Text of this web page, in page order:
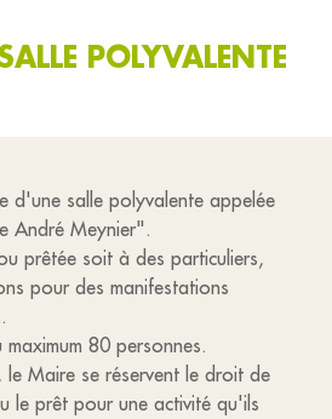
POLYVALENTE
d'une salle polyvalente appelée
André Meynier".
prêtée soit à des particuliers,
pour des manifestations
maximum 80 personnes.
le Maire se réservent le droit de
le prêt pour une activité qu'ils